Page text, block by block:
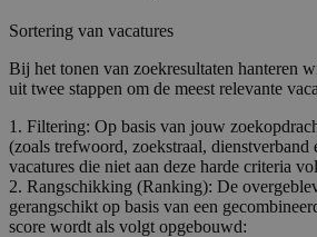
Sortering van vacatures
Bij het tonen van zoekresultaten hanteren
uit twee stappen om de meest relevante
1. Filtering: Op basis van jouw
(zoals trefwoord, zoekstraal, dienstverband
vacatures die niet aan deze harde criteria
2. Rangschikking (Ranking): De
gerangschikt op basis van een
score wordt als volgt opgebouwd: